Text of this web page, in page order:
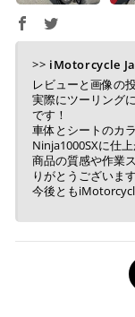
>> iMotorcycle
レビューと画像の
実際にツーリング
です！
車体とシートのカ
Ninja1000SXに仕
商品の質感や作業
りがとうございま
今後とも